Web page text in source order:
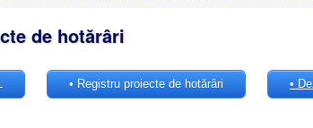
de hotărâri
• Registru proiecte de hotărâri •